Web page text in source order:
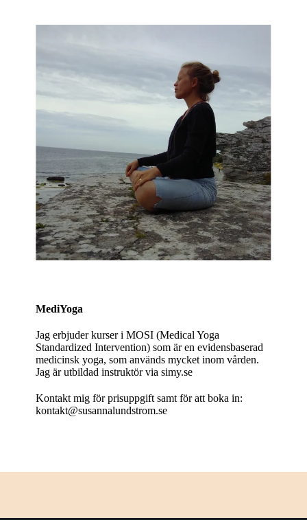
MediYoga
Jag erbjuder kurser i MOSI (Medical Yoga
Standardized Intervention) som är en evidensbaserad
medicinsk yoga, som används mycket inom vården.
Jag är utbildad instruktör via simy.se
Kontakt mig för prisuppgift samt för att boka in:
kontakt@susannalundstrom.se